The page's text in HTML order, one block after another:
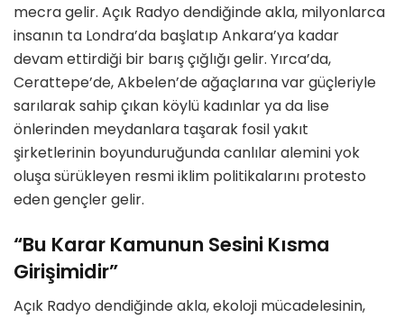
mecra gelir. Açık Radyo dendiğinde akla, milyonlarca
insanın ta Londra’da başlatıp Ankara’ya kadar
devam ettirdiği bir barış çığlığı gelir. Yırca’da,
Cerattepe’de, Akbelen’de ağaçlarına var güçleriyle
sarılarak sahip çıkan köylü kadınlar ya da lise
önlerinden meydanlara taşarak fosil yakıt
şirketlerinin boyunduruğunda canlılar alemini yok
oluşa sürükleyen resmi iklim politikalarını protesto
eden gençler gelir.
“Bu Karar Kamunun Sesini Kısma
Girişimidir”
Açık Radyo dendiğinde akla, ekoloji mücadelesinin,